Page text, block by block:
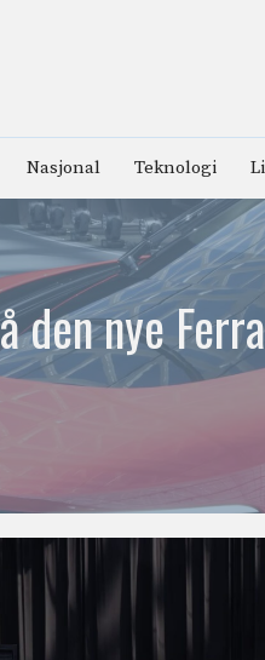
Nasjonal Teknologi
den nye